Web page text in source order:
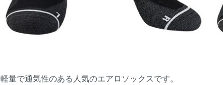
軽量で通気性のある人気のエアロソックスです。